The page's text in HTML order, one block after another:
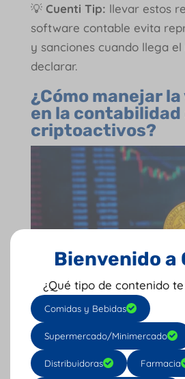
💡 Cuenti Tip: llevar estos
software contable evita
y sanciones cuando llega
declarar.
¿Cómo manejar
en la contabilidad
criptoactivos?
La volatilidad es uno de los
desafíos de la contabilidad
Un activo puede cambiar
significativa en cuestión de
genera preguntas clave:
Bienvenido a
¿Qué tipo de contenido
Comidas y Bebidas
Supermercado/Minimercado
Distribuidoras Farmacia